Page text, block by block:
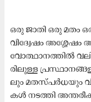
ഒ​രു ജാ​തി ഒ​രു മ​തം
വി​ദ്വേ​ഷം
വോ​ത്ഥാ​ന​ത്തി​ല്‍
രി​ലു​ള്ള
ലും മ​ത​സ്പ​ർ​ധ​യും
ക​ള്‍ ന​ട​ത്തി